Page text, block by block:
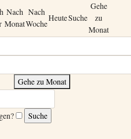
Nach
Monat
Nach
Woche
HeuteSuche
Gehe
zu
Monat
Gehe zu Monat